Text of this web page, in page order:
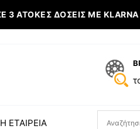
ΔΌΣΕΙΣ ΜΕ KLARNA
Η ΕΤΑΙΡΕΙΑ